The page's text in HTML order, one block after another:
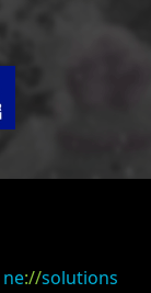
ne://solutions